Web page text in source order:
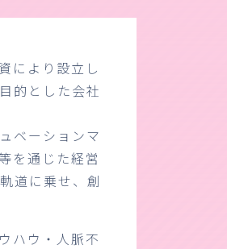
により設立し
的とした会社
ベーションマ
を通じた経営
道に乗せ、創
ハウ・人脈不